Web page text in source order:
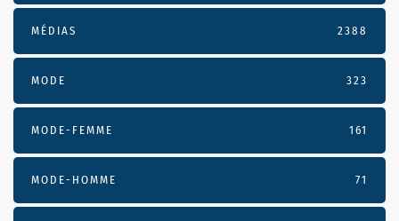
MÉDIAS 2388
MODE 323
MODE-FEMME 161
MODE-HOMME 71